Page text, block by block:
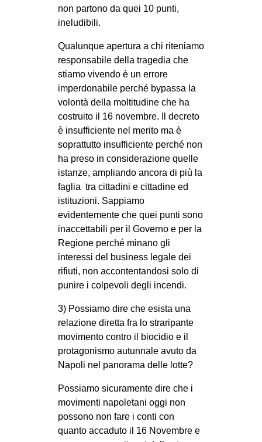
non partono da quei 10 punti,
ineludibili.
Qualunque apertura a chi riteniamo
responsabile della tragedia che
stiamo vivendo è un errore
imperdonabile perché bypassa la
volontà della moltitudine che ha
costruito il 16 novembre. Il decreto
è insufficiente nel merito ma è
soprattutto insufficiente perché non
ha preso in considerazione quelle
istanze, ampliando ancora di più la
faglia tra cittadini e cittadine ed
istituzioni. Sappiamo
evidentemente che quei punti sono
inaccettabili per il Governo e per la
Regione perché minano gli
interessi del business legale dei
rifiuti, non accontentandosi solo di
punire i colpevoli degli incendi.
3) Possiamo dire che esista una
relazione diretta fra lo straripante
movimento contro il biocidio e il
protagonismo autunnale avuto da
Napoli nel panorama delle lotte?
Possiamo sicuramente dire che i
movimenti napoletani oggi non
possono non fare i conti con
quanto accaduto il 16 Novembre e